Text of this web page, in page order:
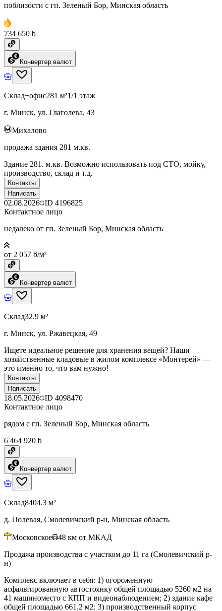
поблизости с гп. Зеленый Бор, Минская область
734 650 ƃ
Конвертер валют
Склад+офис281 м²1/1 этаж
г. Минск, ул. Глаголева, 43
Михалово
продажа здания 281 м.кв.
Здание 281. м.кв. Возможно использовать под СТО, мойку,
производство, склад и т.д.
Контакты
Написать
02.08.2026 ID 4196825
Контактное лицо
недалеко от гп. Зеленый Бор, Минская область
от 2 057 ƃ/м²
Конвертер валют
Склад32.9 м²
г. Минск, ул. Ржавецкая, 49
Ищете идеальное решение для хранения вещей? Наши
хозяйственные кладовые в жилом комплексе «Монтерей» —
это именно то, что вам нужно!
Контакты
Написать
18.05.2026 ID 4098470
Контактное лицо
рядом с гп. Зеленый Бор, Минская область
6 464 920 ƃ
Конвертер валют
Склад8404.3 м²
д. Полевая, Смолевичский р-н, Минская область
Московское 48 км от МКАД
Продажа производства с участком до 11 га (Смолевичский р-
н)
Комплекс включает в себя: 1) огороженную
асфальтированную автостоянку общей площадью 5260 м2 на
41 машиноместо с КПП и видеонаблюдением; 2) здание кафе
общей площадью 661,2 м2; 3) производственный корпус